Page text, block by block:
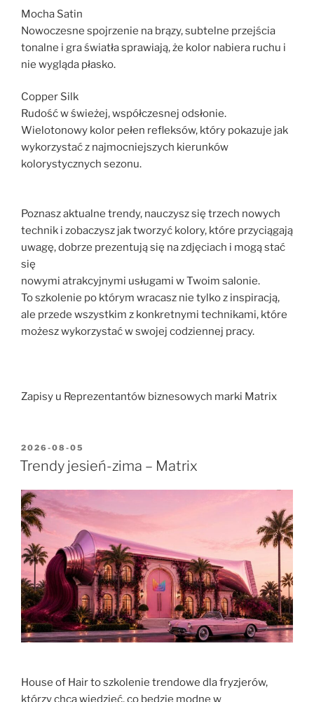
Mocha Satin
Nowoczesne spojrzenie na brązy, subtelne przejścia
tonalne i gra światła sprawiają, że kolor nabiera ruchu i
nie wygląda płasko.
Copper Silk
Rudość w świeżej, współczesnej odsłonie.
Wielotonowy kolor pełen refleksów, który pokazuje jak
wykorzystać z najmocniejszych kierunków
kolorystycznych sezonu.
Poznasz aktualne trendy, nauczysz się trzech nowych
technik i zobaczysz jak tworzyć kolory, które przyciągają
uwagę, dobrze prezentują się na zdjęciach i mogą stać
się
nowymi atrakcyjnymi usługami w Twoim salonie.
To szkolenie po którym wracasz nie tylko z inspiracją,
ale przede wszystkim z konkretnymi technikami, które
możesz wykorzystać w swojej codziennej pracy.
Zapisy u Reprezentantów biznesowych marki Matrix
2026-08-05
Trendy jesień-zima – Matrix
House of Hair to szkolenie trendowe dla fryzjerów,
którzy chcą wiedzieć, co będzie modne w